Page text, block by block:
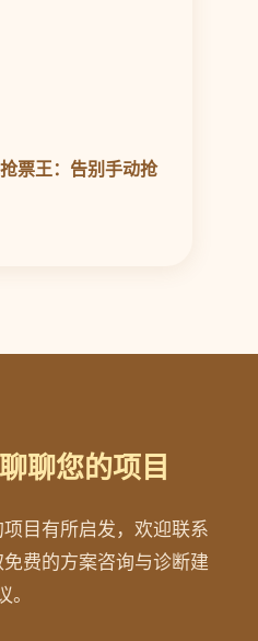
票王：告别手动抢
聊您的项目
目有所启发，欢迎联系
费的方案咨询与诊断建
。